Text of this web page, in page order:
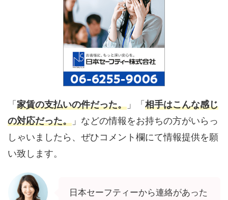
「家賃の支払いの件だった。 」「相手はこんな感じ
の対応だった。 」などの情報をお持ちの方がいらっ
しゃいましたら、ぜひコメント欄にて情報提供を願
い致します。
日本セーフティーから連絡があった